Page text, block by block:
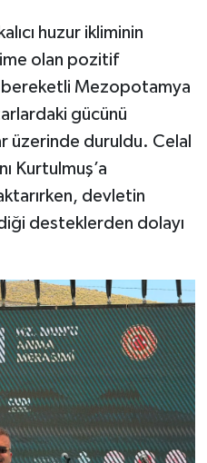
huzur ikliminin
olan pozitif
bereketli Mezopotamya
gücünü
üzerinde duruldu. Celal
Kurtulmuş’a
devletin
desteklerden dolayı